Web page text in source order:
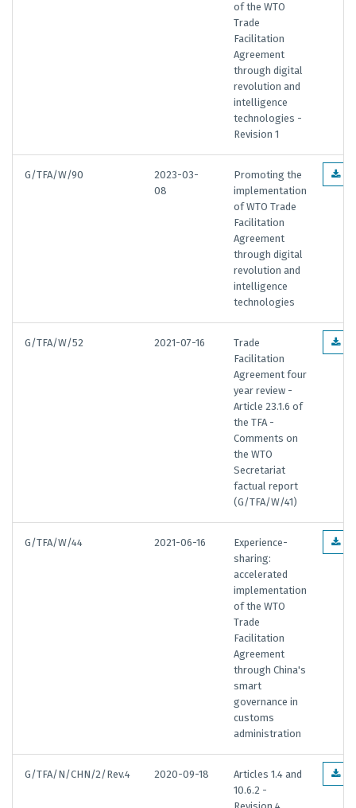
of the WTO
Trade
Facilitation
Agreement
through digital
revolution and
intelligence
technologies -
Revision 1
G/TFA/W/90
2023-03-
08
Promoting the
implementation
of WTO Trade
Facilitation
Agreement
through digital
revolution and
intelligence
technologies
G/TFA/W/52 2021-07-16
Trade
Facilitation
Agreement four
year review -
Article 23.1.6 of
the TFA -
Comments on
the WTO
Secretariat
factual report
(G/TFA/W/41)
G/TFA/W/44 2021-06-16
Experience-
sharing:
accelerated
implementation
of the WTO
Trade
Facilitation
Agreement
through China's
smart
governance in
customs
administration
G/TFA/N/CHN/2/Rev.4 2020-09-18
Articles 1.4 and
10.6.2 -
Revision 4